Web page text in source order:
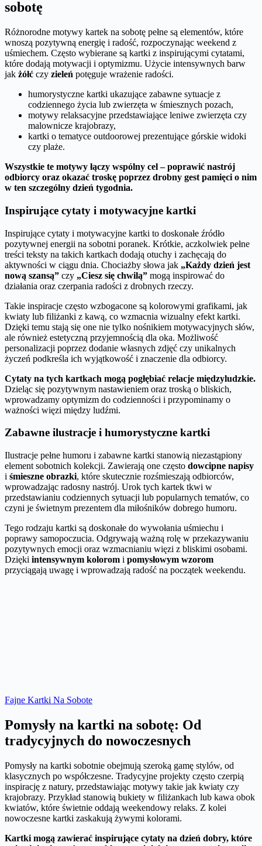
sobotę
Różnorodne motywy kartek na sobotę pełne są elementów, które
wnoszą pozytywną energię i radość, rozpoczynając weekend z
uśmiechem. Często wybierane są kartki z inspirującymi cytatami,
które dodają motywacji i optymizmu. Użycie intensywnych barw
jak żółć czy zieleń potęguje wrażenie radości.
humorystyczne kartki ukazujące zabawne sytuacje z
codziennego życia lub zwierzęta w śmiesznych pozach,
motywy relaksacyjne przedstawiające leniwe zwierzęta czy
malownicze krajobrazy,
kartki o tematyce outdoorowej prezentujące górskie widoki
czy plaże.
Wszystkie te motywy łączy wspólny cel – poprawić nastrój
odbiorcy oraz okazać troskę poprzez drobny gest pamięci o nim
w ten szczególny dzień tygodnia.
Inspirujące cytaty i motywacyjne kartki
Inspirujące cytaty i motywacyjne kartki to doskonałe źródło
pozytywnej energii na sobotni poranek. Krótkie, aczkolwiek pełne
treści teksty na takich kartkach dodają otuchy i zachęcają do
aktywności w ciągu dnia. Chociażby słowa jak „Każdy dzień jest
nową szansą” czy „Ciesz się chwilą” mogą inspirować do
działania oraz czerpania radości z drobnych rzeczy.
Takie inspiracje często wzbogacone są kolorowymi grafikami, jak
kwiaty lub filiżanki z kawą, co wzmacnia wizualny efekt kartki.
Dzięki temu stają się one nie tylko nośnikiem motywacyjnych słów,
ale również estetyczną przyjemnością dla oka. Możliwość
personalizacji poprzez dodanie własnych zdjęć czy unikalnych
życzeń podkreśla ich wyjątkowość i znaczenie dla odbiorcy.
Cytaty na tych kartkach mogą pogłębiać relacje międzyludzkie.
Dzieląc się pozytywnym nastawieniem oraz troską o bliskich,
wprowadzamy optymizm do codzienności i przypominamy o
ważności więzi między ludźmi.
Zabawne ilustracje i humorystyczne kartki
Ilustracje pełne humoru i zabawne kartki stanowią niezastąpiony
element sobotnich kolekcji. Zawierają one często dowcipne napisy
i śmieszne obrazki, które skutecznie rozśmieszają odbiorców,
wprowadzając radosny nastrój. Urok tych kartek tkwi w
przedstawianiu codziennych sytuacji lub popularnych tematów, co
czyni je świetnym prezentem dla miłośników dobrego humoru.
Tego rodzaju kartki są doskonałe do wywołania uśmiechu i
poprawy samopoczucia. Odgrywają ważną rolę w przekazywaniu
pozytywnych emocji oraz wzmacnianiu więzi z bliskimi osobami.
Dzięki intensywnym kolorom i pomysłowym wzorom
przyciągają uwagę i wprowadzają radość na początek weekendu.
Fajne Kartki Na Sobote
Pomysły na kartki na sobotę: Od
tradycyjnych do nowoczesnych
Pomysły na kartki sobotnie obejmują szeroką gamę stylów, od
klasycznych po współczesne. Tradycyjne projekty często czerpią
inspirację z natury, przedstawiając motywy takie jak kwiaty czy
krajobrazy. Przykład stanowią bukiety w filiżankach lub kawa obok
kwiatów, które świetnie oddają weekendowy relaks. Z kolei
nowoczesne kartki zaskakują żywymi kolorami.
Kartki mogą zawierać inspirujące cytaty na dzień dobry, które